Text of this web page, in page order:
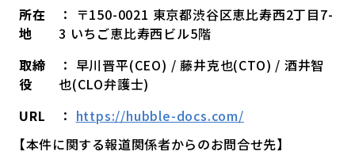
所在
地
： 〒150-0021 東京都渋谷区恵比寿西2丁目7-
3 いちご恵比寿西ビル5階
取締
役
： 早川晋平(CEO) / 藤井克也(CTO) / 酒井智
也(CLO弁護士)
URL
： https://hubble-docs.com/
【本件に関する報道関係者からのお問合せ先】